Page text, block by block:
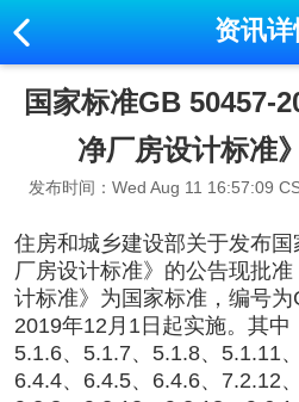
资讯详
国家标准GB 50457-
净厂房设计标准
发布时间：Wed Aug 11 16:57:09
住房和城乡建设部关于发布
厂房设计标准》的公告现批
计标准》为国家标准，编号
2019年12月1日起实施。其中
5.1.6、5.1.7、5.1.8、5.1.11
6.4.4、6.4.5、6.4.6、7.2.12